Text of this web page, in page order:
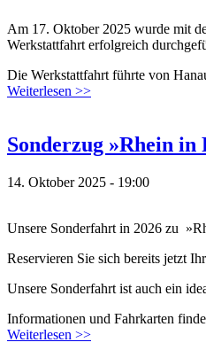
Am 17. Oktober 2025 wurde mit
Werkstattfahrt erfolgreich
Die Werkstattfahrt führte von
Weiterlesen >>
Sonderzug »Rhein in
14. Oktober 2025 - 19:00
Unsere Sonderfahrt in 2026 zu
Reservieren Sie sich bereits jetzt
Unsere Sonderfahrt ist auch ein
Informationen und Fahrkarten
Weiterlesen >>